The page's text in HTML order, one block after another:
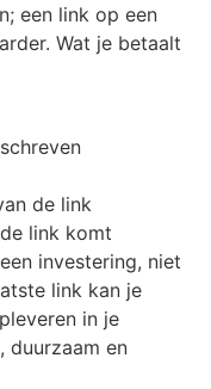
een link op een
Wat je betaalt
de link
link komt
investering, niet
link kan je
in je
en